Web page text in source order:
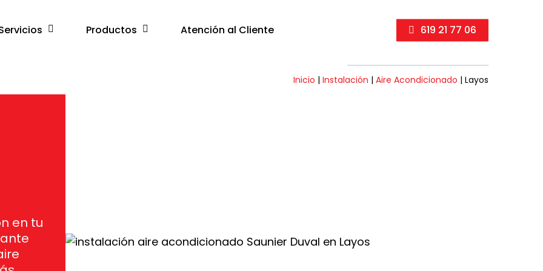
Productos Atención al Cliente 619 21 77 06
Inicio | Instalación | Aire Acondicionado | Layos
en tu